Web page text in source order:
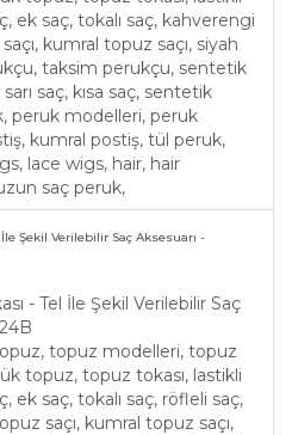
ek saç, tokalı saç, kahverengi
kumral topuz saçı, siyah
taksim perukçu, sentetik
saç, kısa saç, sentetik
peruk modelleri, peruk
kumral postiş, tül peruk,
lace wigs, hair, hair
saç peruk,
İle Şekil Verilebilir Saç Aksesuarı -
- Tel İle Şekil Verilebilir Saç
topuz modelleri, topuz
topuz, topuz tokası, lastikli
ek saç, tokalı saç, röfleli saç,
saçı, kumral topuz saçı,